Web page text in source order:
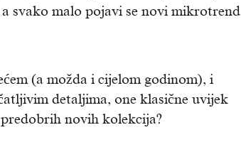
svako malo pojavi se novi mikrotrend
(a možda i cijelom godinom), i
detaljima, one klasične uvijek
novih kolekcija?